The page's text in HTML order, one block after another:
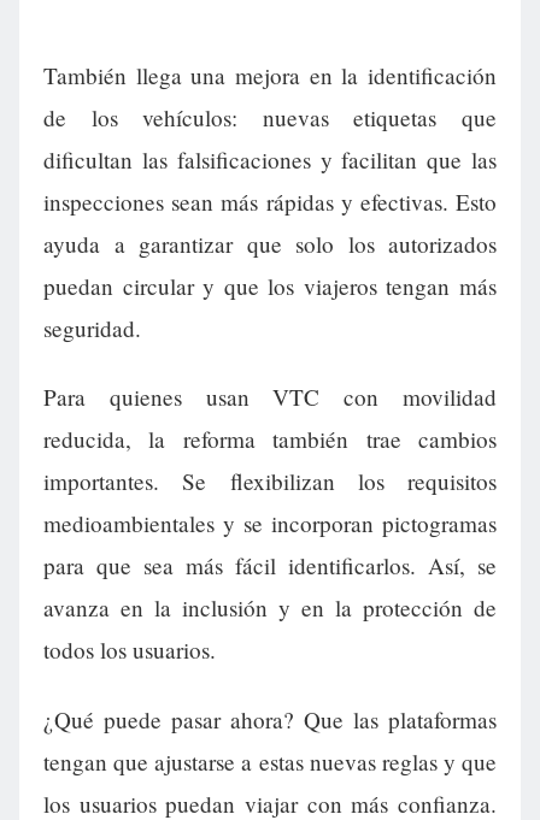
También llega una mejora en la identificación
de los vehículos: nuevas etiquetas que
dificultan las falsificaciones y facilitan que las
inspecciones sean más rápidas y efectivas. Esto
ayuda a garantizar que solo los autorizados
puedan circular y que los viajeros tengan más
seguridad.
Para quienes usan VTC con movilidad
reducida, la reforma también trae cambios
importantes. Se flexibilizan los requisitos
medioambientales y se incorporan pictogramas
para que sea más fácil identificarlos. Así, se
avanza en la inclusión y en la protección de
todos los usuarios.
¿Qué puede pasar ahora? Que las plataformas
tengan que ajustarse a estas nuevas reglas y que
los usuarios puedan viajar con más confianza.